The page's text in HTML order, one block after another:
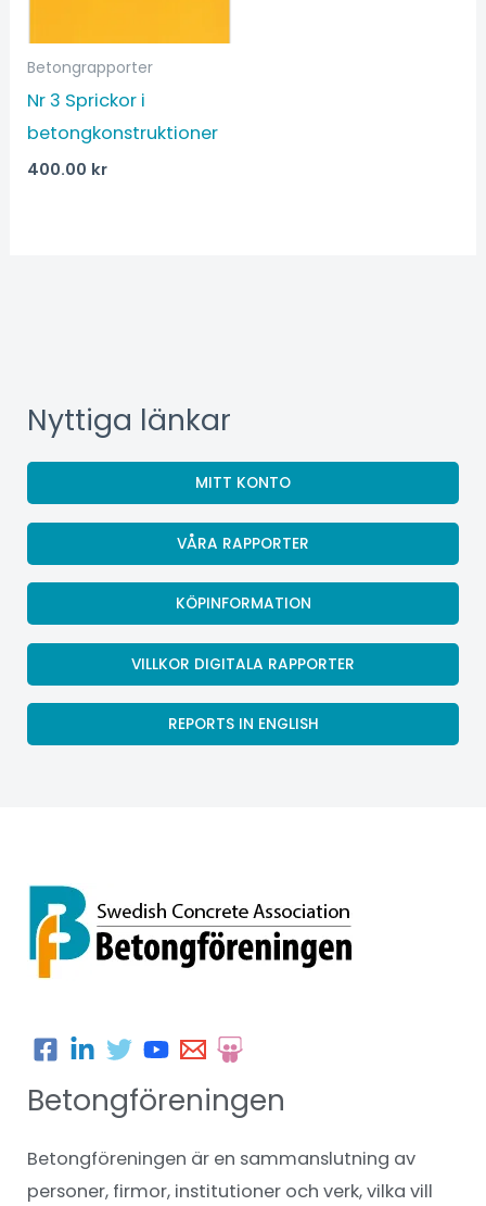
Betongrapporter
Nr 3 Sprickor i
betongkonstruktioner
400.00 kr
Nyttiga länkar
MITT KONTO
VÅRA RAPPORTER
KÖPINFORMATION
VILLKOR DIGITALA RAPPORTER
REPORTS IN ENGLISH
Betongföreningen
Betongföreningen är en sammanslutning av
personer, firmor, institutioner och verk, vilka vill